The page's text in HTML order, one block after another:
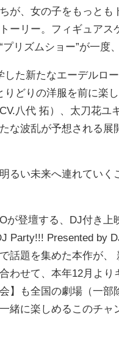
が、女の子をもっと
ーリー。フィギュア
リズムショー”が一度
た新たなエーデルロ
りどりの洋服を前に楽
八代 拓）、太刀花ユ
な波乱が予想される
るい未来へ連れていく
登壇する、DJ付き上
Party!!! Presented by
話題を集めた本作が
わせて、本年12月よ
】も全国の劇場（一
緒に楽しめるこのチャ